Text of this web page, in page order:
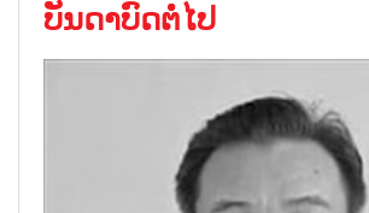
ບັນດາບົດຕໍ່ໄປ